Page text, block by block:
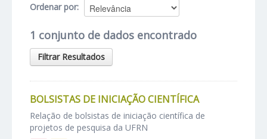
Ordenar por
1 conjunto de dados encontrado
Filtrar Resultados
BOLSISTAS DE INICIAÇÃO CIENTÍFICA
Relação de bolsistas de iniciação científica de
projetos de pesquisa da UFRN